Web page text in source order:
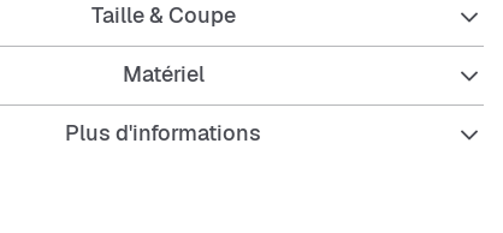
fleece feels extra soft on the inside and smooth
you stay cozy while keeping its structured
Taille & Coupe
Matériel
Plus d'informations